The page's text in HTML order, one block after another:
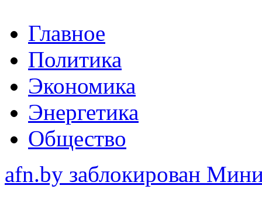
Главное
Политика
Экономика
Энергетика
Общество
afn.by заблокирован